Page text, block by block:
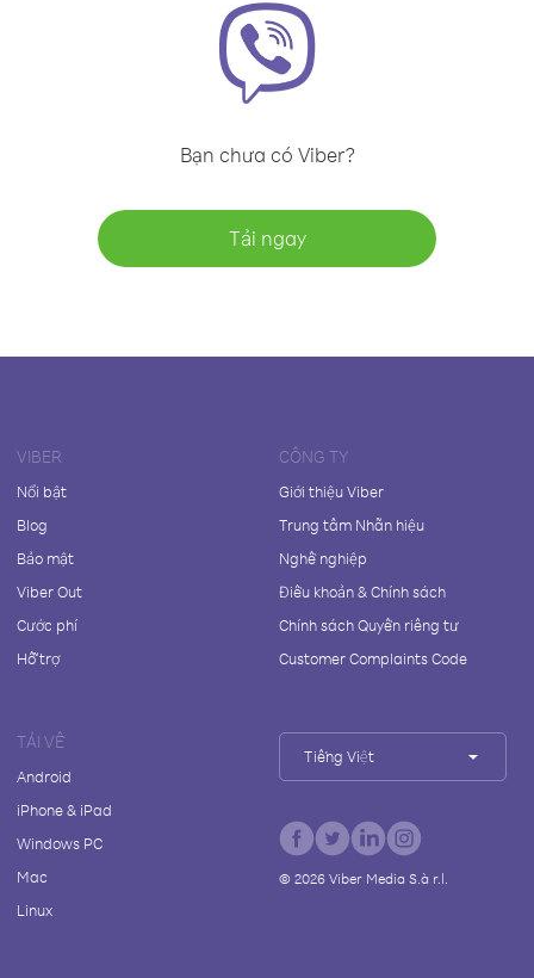
Bạn chưa có Viber?
Tải ngay
VIBER
Nổi bật
Blog
Bảo mật
Viber Out
Cước phí
Hỗ trợ
CÔNG TY
Giới thiệu Viber
Trung tâm Nhãn hiệu
Nghề nghiệp
Điều khoản & Chính sách
Chính sách Quyền riêng tư
Customer Complaints Code
TẢI VỀ
Android
iPhone & iPad
Windows PC
Mac
Linux
Tiếng Việt
© 2026Viber Media S.à r.l.